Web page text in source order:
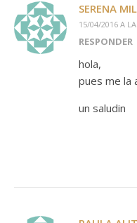
SERENA
15/04/2016 A
RESPONDER
hola,
pues me la
un saludin